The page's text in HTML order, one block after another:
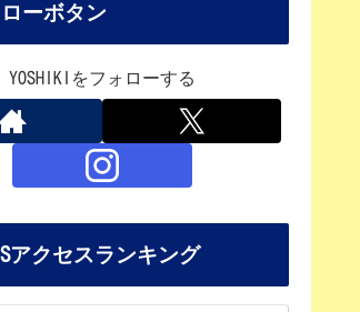
ローボタン
YOSHIKIをフォローする
アクセスランキング